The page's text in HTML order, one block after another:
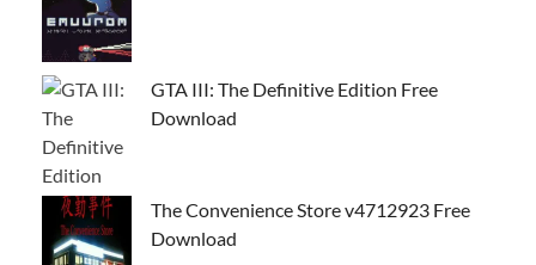
GTA III: The Definitive Edition Free
Download
The Convenience Store v4712923 Free
Download